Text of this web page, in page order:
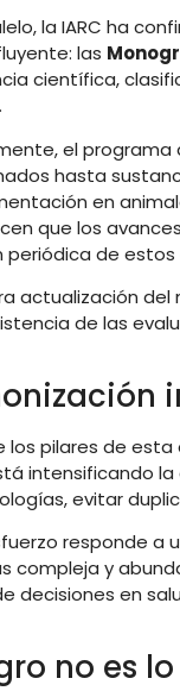
la IARC ha
las
científica,
el
hasta
en
que los
periódica de estos
actualización
de las
los pilares de
intensificando
evitar
responde a
compleja y
decisiones en
no es